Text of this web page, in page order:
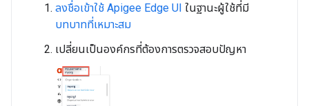
ลงชื่อเข้าใช้ Apigee Edge UI ในฐานะผู้ใช้ที่มี
บทบาทที่เหมาะสม
เปลี่ยนเป็นองค์กรที่ต้องการตรวจสอบปัญหา